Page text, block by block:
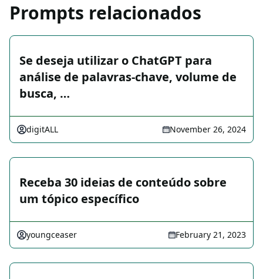
Prompts relacionados
Se deseja utilizar o ChatGPT para
análise de palavras-chave, volume de
busca, …
digitALL November 26, 2024
Receba 30 ideias de conteúdo sobre
um tópico específico
youngceaser February 21, 2023